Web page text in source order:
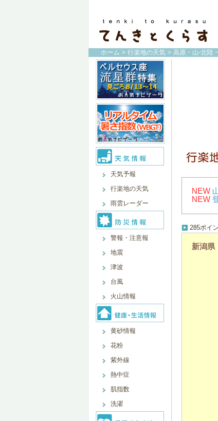
ホーム > 行楽地の天気 > 高原・山-北陸
天気予報
行楽地の天気
雨雲レーダー
警報・注意報
地震
津波
台風
火山情報
黄砂情報
花粉
紫外線
熱中症
肌指数
洗濯
NEW
NEW
285ポイ
新潟県